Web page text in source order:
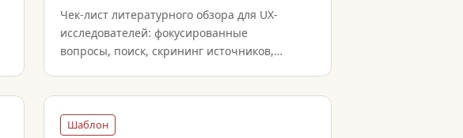
Чек-лист литературного обзора для UX-
исследователей: фокусированные
вопросы, поиск, скрининг источников,
Шаблон